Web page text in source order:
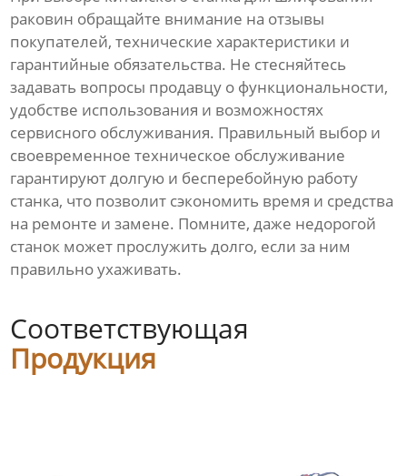
раковин обращайте внимание на отзывы
покупателей, технические характеристики и
гарантийные обязательства. Не стесняйтесь
задавать вопросы продавцу о функциональности,
удобстве использования и возможностях
сервисного обслуживания. Правильный выбор и
своевременное техническое обслуживание
гарантируют долгую и бесперебойную работу
станка, что позволит сэкономить время и средства
на ремонте и замене. Помните, даже недорогой
станок может прослужить долго, если за ним
правильно ухаживать.
Соответствующая
Продукция